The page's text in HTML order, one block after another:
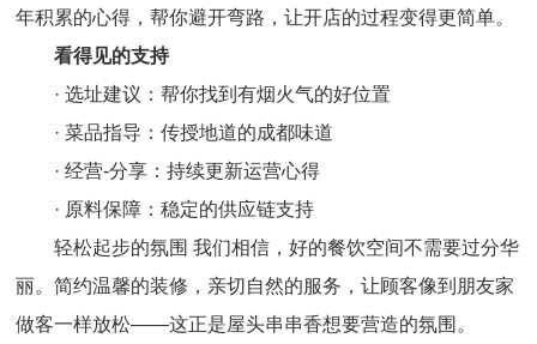
年积累的心得，帮你避开弯路，让开店的过程变得更简单。
看得见的支持
· 选址建议：帮你找到有烟火气的好位置
· 菜品指导：传授地道的成都味道
· 经营-分享：持续更新运营心得
· 原料保障：稳定的供应链支持
轻松起步的氛围 我们相信，好的餐饮空间不需要过分华
丽。简约温馨的装修，亲切自然的服务，让顾客像到朋友家
做客一样放松——这正是屋头串串香想要营造的氛围。